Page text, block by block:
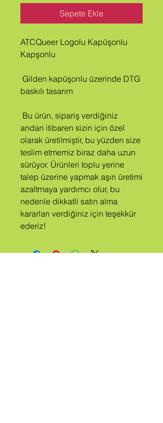
Sepete Ekle
ATCQueer Logolu Kapüşonlu
Kapşonlu
baskılı tasarım
andan itibaren sizin için özel
olarak üretilmiştir, bu yüzden size
teslim etmemiz biraz daha uzun
sürüyor. Ürünleri toplu yerine
talep üzerine yapmak aşırı üretimi
azaltmaya yardımcı olur, bu
nedenle dikkatli satın alma
kararları verdiğiniz için teşekkür
ederiz!